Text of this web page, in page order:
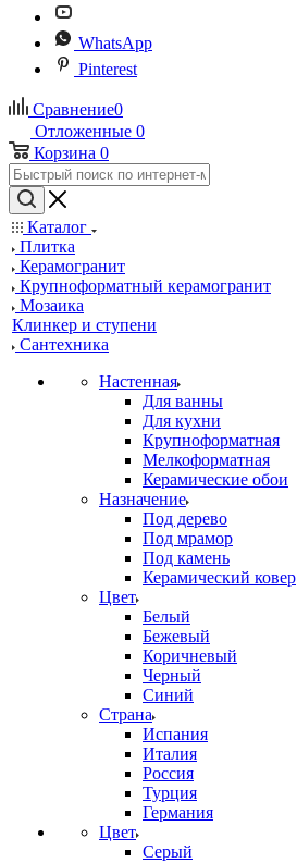
WhatsApp
Pinterest
Сравнение0
Отложенные 0
Корзина 0
Каталог
Плитка
Керамогранит
Крупноформатный керамогранит
Мозаика
Клинкер и ступени
Сантехника
Настенная
Для ванны
Для кухни
Крупноформатная
Мелкоформатная
Керамические обои
Назначение
Под дерево
Под мрамор
Под камень
Керамический ковер
Цвет
Белый
Бежевый
Коричневый
Черный
Синий
Страна
Испания
Италия
Россия
Турция
Германия
Цвет
Серый